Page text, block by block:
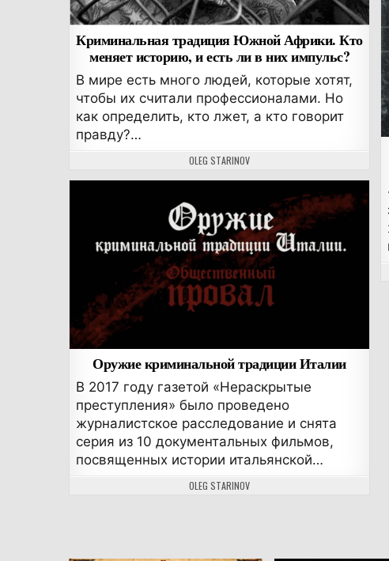
Криминальная традиция Южной Африки. Кто
меняет историю, и есть ли в них импульс?
В мире есть много людей, которые хотят,
чтобы их считали профессионалами. Но
как определить, кто лжет, а кто говорит
правду?…
АВТОР:
OLEG STARINOV
Оружие криминальной традиции Италии
В 2017 году газетой «Нераскрытые
преступления» было проведено
журналистское расследование и снята
серия из 10 документальных фильмов,
посвященных истории итальянской…
АВТОР:
OLEG STARINOV